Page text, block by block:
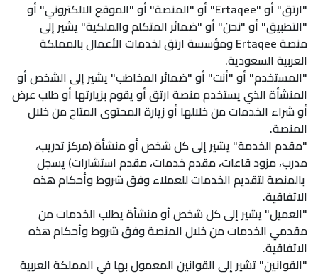
"ارتق" أو "Ertaqee" أو "المنصة" أو "الموقع الالكتروني" أو
"التطبيق" أو "نحن" أو "ضمائر المتكلم والملكية" يشير إلى
منصة Ertaqee ومؤسسة ارتق لخدمات الأعمال بالمملكة
العربية السعودية.
"المستخدم" أو "أنت" أو "ضمائر المخاطب" يشير إلى الشخص أو
المنشأة الذي يستخدم منصة ارتق أو يقوم بزيارتها أو طلب عرض
أو شراء الخدمات من خلالها أو زيارة المحتوى المتاح من خلال
المنصة.
"مقدم الخدمة" يشير إلى كل شخص أو منشأة (مركز تدريب،
مدرب، مزود قاعات، مقدم خدمات، مقدم استشارات) يسجل
بالمنصة لتقديم الخدمات للعملاء وفق شروط وأحكام هذه
الاتفاقية.
"العميل" يشير إلى كل شخص أو منشأة يطلب الخدمات من
مقدمي الخدمات من خلال المنصة وفق شروط وأحكام هذه
الاتفاقية.
"القوانين" تشير إلى القوانين المعمول بها في المملكة العربية